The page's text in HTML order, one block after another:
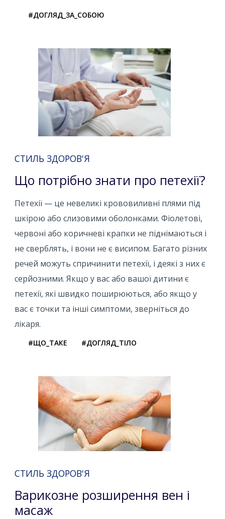
#ДОГЛЯД_ЗА_СОБОЮ
СТИЛЬ ЗДОРОВ'Я
Що потрібно знати про петехії?
Петехії — це невеликі крововиливні плями під
шкірою або слизовими оболонками. Фіолетові,
червоні або коричневі крапки не піднімаються і
не сверблять, і вони не є висипом. Багато різних
речей можуть спричинити петехії, і деякі з них є
серйозними. Якщо у вас або вашої дитини є
петехії, які швидко поширюються, або якщо у
вас є точки та інші симптоми, зверніться до
лікаря.
#ЩО_ТАКЕ #ДОГЛЯД_ТІЛО
СТИЛЬ ЗДОРОВ'Я
Варикозне розширення вен і
масаж